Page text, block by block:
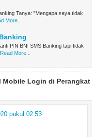
Tanya: "Mengapa saya tidak
More...
PIN BNI SMS Banking tapi tidak
Read More...
Mobile Login di Perangkat
pukul 02.53